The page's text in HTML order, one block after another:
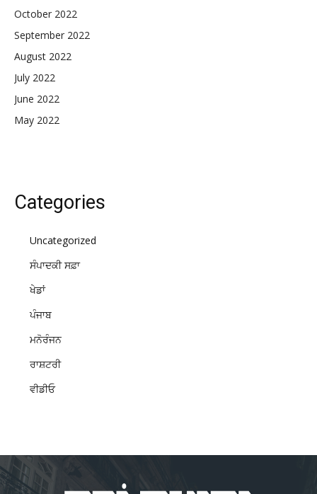
October 2022
September 2022
August 2022
July 2022
June 2022
May 2022
Categories
Uncategorized
ਸੰਪਾਦਕੀ ਸਫ਼ਾ
ਖੇਡਾਂ
ਪੰਜਾਬ
ਮਨੋਰੰਜਨ
ਰਾਸ਼ਟਰੀ
ਵੀਡੀਓ